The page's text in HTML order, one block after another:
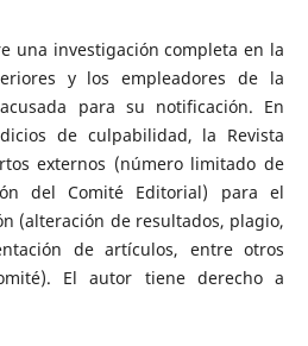
una investigación completa en la
y los empleadores de la
para su notificación. En
de culpabilidad, la Revista
externos (número limitado de
del Comité Editorial) para el
(alteración de resultados, plagio,
de artículos, entre otros
El autor tiene derecho a